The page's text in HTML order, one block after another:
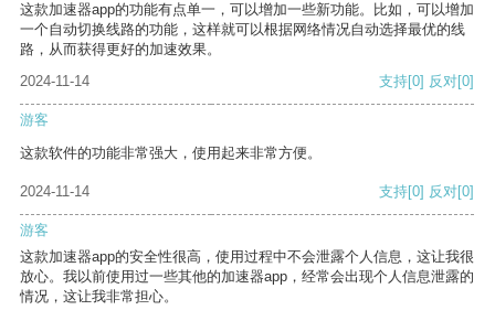
这款加速器app的功能有点单一，可以增加一些新功能。比如，可以增加
一个自动切换线路的功能，这样就可以根据网络情况自动选择最优的线
路，从而获得更好的加速效果。
2024-11-14
支持[0] 反对[0]
游客
这款软件的功能非常强大，使用起来非常方便。
2024-11-14 支持[0] 反对[0]
游客
这款加速器app的安全性很高，使用过程中不会泄露个人信息，这让我很
放心。我以前使用过一些其他的加速器app，经常会出现个人信息泄露的
情况，这让我非常担心。